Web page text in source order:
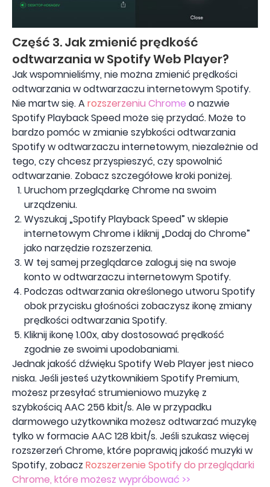
Część 3. Jak zmienić prędkość
odtwarzania w Spotify Web Player?
Jak wspomnieliśmy, nie można zmienić prędkości
odtwarzania w odtwarzaczu internetowym Spotify.
Nie martw się. A rozszerzeniu Chrome o nazwie
Spotify Playback Speed ​​może się przydać. Może to
bardzo pomóc w zmianie szybkości odtwarzania
Spotify w odtwarzaczu internetowym, niezależnie od
tego, czy chcesz przyspieszyć, czy spowolnić
odtwarzanie. Zobacz szczegółowe kroki poniżej.
Uruchom przeglądarkę Chrome na swoim
urządzeniu.
Wyszukaj „Spotify Playback Speed” w sklepie
internetowym Chrome i kliknij „Dodaj do Chrome”
jako narzędzie rozszerzenia.
W tej samej przeglądarce zaloguj się na swoje
konto w odtwarzaczu internetowym Spotify.
Podczas odtwarzania określonego utworu Spotify
obok przycisku głośności zobaczysz ikonę zmiany
prędkości odtwarzania Spotify.
Kliknij ikonę 1.00x, aby dostosować prędkość
zgodnie ze swoimi upodobaniami.
Jednak jakość dźwięku Spotify Web Player jest nieco
niska. Jeśli jesteś użytkownikiem Spotify Premium,
możesz przesyłać strumieniowo muzykę z
szybkością AAC 256 kbit/s. Ale w przypadku
darmowego użytkownika możesz odtwarzać muzykę
tylko w formacie AAC 128 kbit/s. Jeśli szukasz więcej
rozszerzeń Chrome, które poprawią jakość muzyki w
Spotify, zobacz Rozszerzenie Spotify do przeglądarki
Chrome, które możesz wypróbować >>